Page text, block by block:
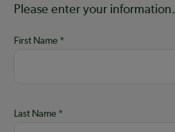
Help:
Please enter your information.
First Name
Last Name